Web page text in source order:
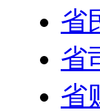
省
省
省